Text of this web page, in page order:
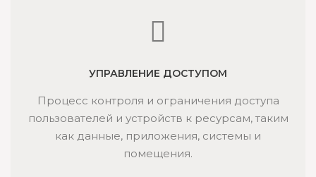
УПРАВЛЕНИЕ ДОСТУПОМ
Процесс контроля и ограничения доступа
пользователей и устройств к ресурсам, таким
как данные, приложения, системы и
помещения.